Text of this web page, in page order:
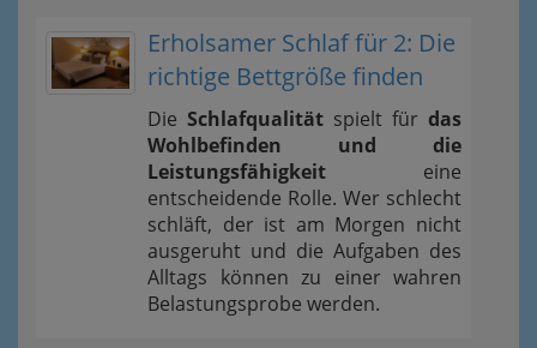
Erholsamer Schlaf für 2: Die
richtige Bettgröße finden
Die Schlafqualität spielt für das
Wohlbefinden und die
Leistungsfähigkeit eine
entscheidende Rolle. Wer schlecht
schläft, der ist am Morgen nicht
ausgeruht und die Aufgaben des
Alltags können zu einer wahren
Belastungsprobe werden.